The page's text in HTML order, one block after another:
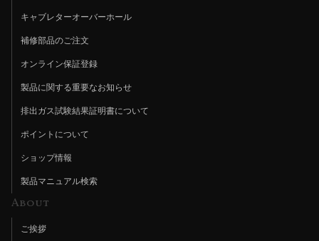
キャブレターオーバーホール
補修部品のご注文
オンライン保証登録
製品に関する重要なお知らせ
排出ガス試験結果証明書について
ポイントについて
ショップ情報
製品マニュアル検索
About
ご挨拶